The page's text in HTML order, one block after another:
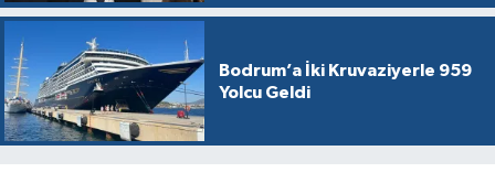
Bodrum’a İki Kruvaziyerle 959
Yolcu Geldi